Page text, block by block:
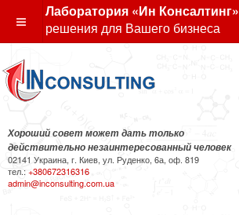
Лаборатория «Ин Консалтинг»
решения для Вашего бизнеса
Хороший совет может дать только
действительно незаинтересованный человек
02141 Украина, г. Киев, ул. Руденко, 6а, оф. 819
тел.: +380672316316
admin@inconsulting.com.ua